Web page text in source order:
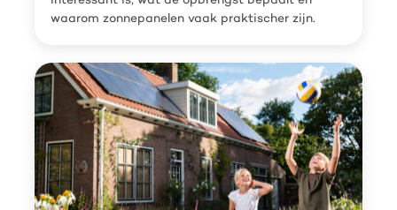
waarom zonnepanelen vaak praktischer zijn.